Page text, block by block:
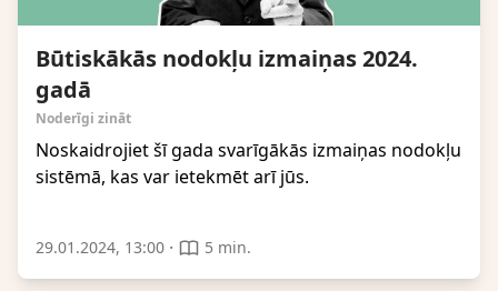
Būtiskākās nodokļu izmaiņas 2024.
gadā
Noderīgi zināt
Noskaidrojiet šī gada svarīgākās izmaiņas nodokļu
sistēmā, kas var ietekmēt arī jūs.
29.01.2024, 13:00 · 5 min.